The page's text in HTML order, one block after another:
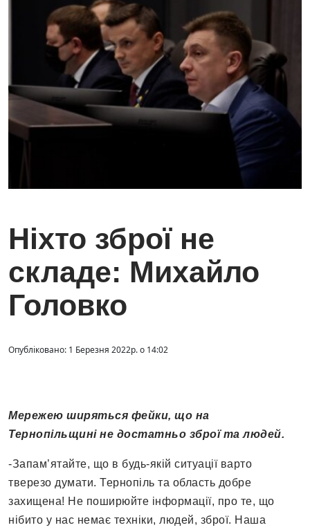
Ніхто зброї не
складе: Михайло
Головко
Опубліковано: 1 Березня 2022р. о 14:02
Мережею ширяться фейки, що на
Тернопільщині не достатньо зброї та людей.
-Запам’ятайте, що в будь-якій ситуації варто
тверезо думати. Тернопіль та область добре
захищена! Не поширюйте інформації, про те, що
нібито у нас немає техніки, людей, зброї. Наша